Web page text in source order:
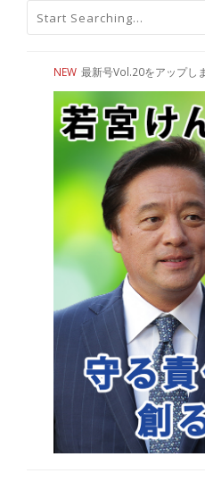
NEW 最新号Vol.20をアップし